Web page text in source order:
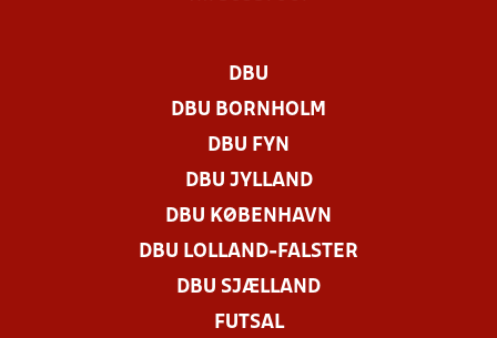
DBU
DBU BORNHOLM
DBU FYN
DBU JYLLAND
DBU KØBENHAVN
DBU LOLLAND-FALSTER
DBU SJÆLLAND
FUTSAL